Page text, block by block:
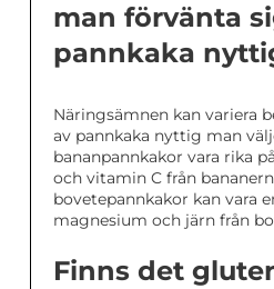
man förvänta
pannkaka
Näringsämnen kan variera
av pannkaka nyttig man
bananpannkakor vara rika
och vitamin C från
bovetepannkakor kan vara
magnesium och järn från
Finns det